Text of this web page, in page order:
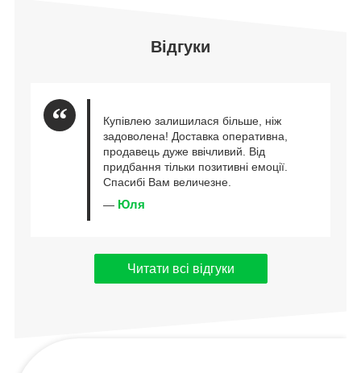
Відгуки
Купівлею залишилася більше, ніж
задоволена! Доставка оперативна,
продавець дуже ввічливий. Від
придбання тільки позитивні емоції.
Спасибі Вам величезне.
— Юля
Читати всі відгуки